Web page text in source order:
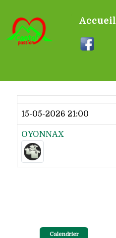
Accueil
15-05-2026 21:00
OYONNAX
Calendrier